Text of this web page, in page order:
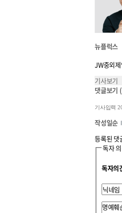
뉴플럭스
JW중외
기사보기
댓글보기
기사입력
작성일순
등록된 댓
독자
독자의